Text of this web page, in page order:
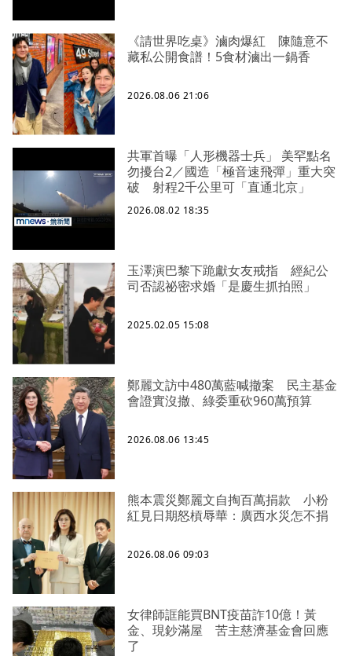
《請世界吃桌》滷肉爆紅 陳隨意不
藏私公開食譜！5食材滷出一鍋香
2026.08.06 21:06
共軍首曝「人形機器士兵」 美罕點名
勿擾台2／國造「極音速飛彈」重大突
破 射程2千公里可「直通北京」
2026.08.02 18:35
玉澤演巴黎下跪獻女友戒指 經紀公
司否認祕密求婚「是慶生抓拍照」
2025.02.05 15:08
鄭麗文訪中480萬藍喊撤案 民主基金
會證實沒撤、綠委重砍960萬預算
2026.08.06 13:45
熊本震災鄭麗文自掏百萬捐款 小粉
紅見日期怒槓辱華：廣西水災怎不捐
2026.08.06 09:03
女律師誆能買BNT疫苗詐10億！黃
金、現鈔滿屋 苦主慈濟基金會回應
了